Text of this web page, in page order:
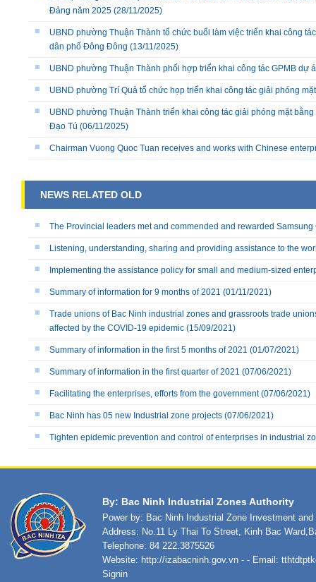
Đảng năm 2025 (28/11/2025)
UBND phường Thuận Thành tổ chức buổi làm việc triển khai công
dân phố Đông Đông (13/11/2025)
UBND phường Thuận Thành phối hợp triển khai công tác GPMB dự
UBND phường Trí Quả tổ chức họp triển khai công tác giải phóng
UBND phường Thuận Thành triển khai công tác giải phóng mặt
Đạo Tú (06/11/2025)
Chairman Vuong Quoc Tuan receives and works with Chinese
NEWS RELATED OLD
The Provincial leaders met and commended and rewarded
Listening, understanding, sharing and providing assistance to the
Implementing the assistance policy for small and medium-sized
Summary of information for 9 months of 2021 (01/11/2021)
Trade unions of Bac Ninh industrial zones and grassroots trade
affected by the COVID-19 epidemic (15/09/2021)
Summary of information in the first 5 months of 2021 (01/07/2021)
Summary of information in the first quarter of 2021 (07/06/2021)
Facilitating the enterprises, efforts from the government(07/06/2021)
Bac Ninh has 05 new Industrial zone projects (07/06/2021)
Tighten epidemic prevention and control of enterprises in industrial
By: Bac Ninh Industrial Zones Authority
Power by: Bac Ninh Industrial Zone Investment
Address: No.11 Ly Thai To Street, Kinh Bac
Telephone: 84 222.3875526
Website: http://izabacninh.gov.vn - - Email:
Signin